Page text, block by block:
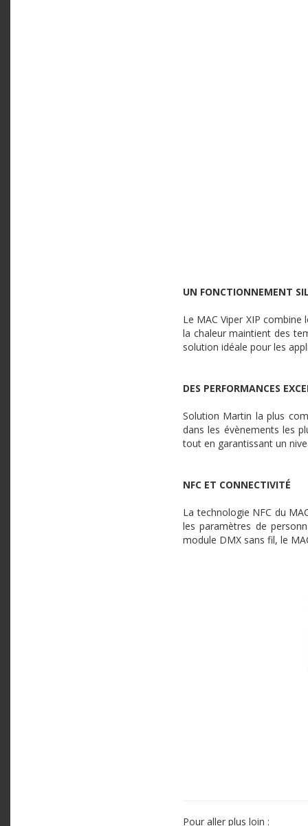
UN FONCTIONNEMENT
Le MAC Viper XIP
la chaleur maintient des
solution idéale pour les
DES PERFORMANCES
Solution Martin la plus
dans les évènements les
tout en garantissant un
NFC ET CONNECTIVITÉ
La technologie NFC du
les paramètres de
module DMX sans fil, le
Pour aller plus loin :